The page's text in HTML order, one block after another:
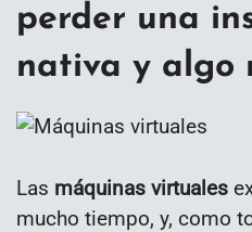
perder una
nativa y algo
Las máquinas virtuales
mucho tiempo, y, como